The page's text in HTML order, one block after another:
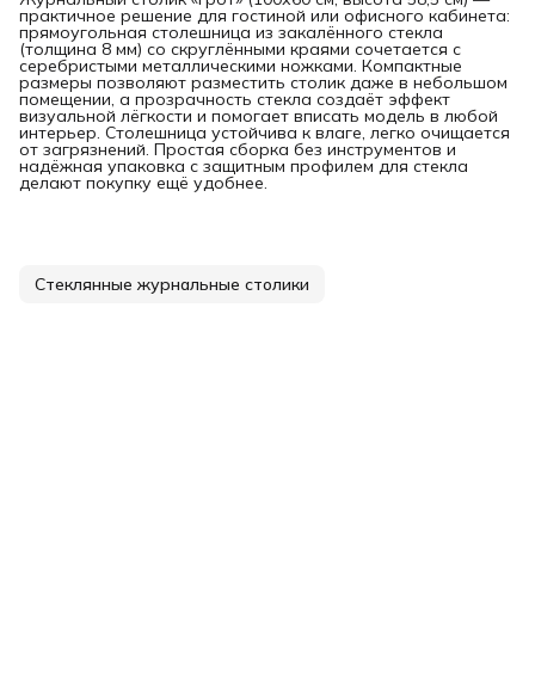
практичное решение для гостиной или офисного кабинета:
прямоугольная столешница из закалённого стекла
(толщина 8 мм) со скруглёнными краями сочетается с
серебристыми металлическими ножками. Компактные
размеры позволяют разместить столик даже в небольшом
помещении, а прозрачность стекла создаёт эффект
визуальной лёгкости и помогает вписать модель в любой
интерьер. Столешница устойчива к влаге, легко очищается
от загрязнений. Простая сборка без инструментов и
надёжная упаковка с защитным профилем для стекла
делают покупку ещё удобнее.
Стеклянные журнальные столики